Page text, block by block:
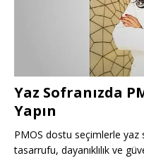
Yaz Sofranızda
Yapın
PMOS dostu seçimlerle yaz
tasarrufu, dayanıklılık ve